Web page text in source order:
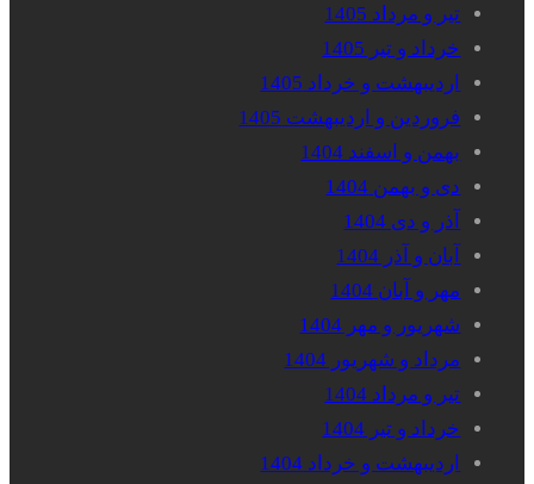
تیر و مرداد 1405
خرداد و تیر 1405
اردیبهشت و خرداد 1405
فروردین و اردیبهشت 1405
بهمن و اسفند 1404
دی و بهمن 1404
آذر و دی 1404
آبان و آذر 1404
مهر و آبان 1404
شهریور و مهر 1404
مرداد و شهریور 1404
تیر و مرداد 1404
خرداد و تیر 1404
اردیبهشت و خرداد 1404